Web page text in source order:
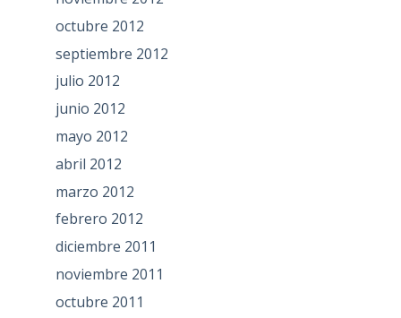
octubre 2012
septiembre 2012
julio 2012
junio 2012
mayo 2012
abril 2012
marzo 2012
febrero 2012
diciembre 2011
noviembre 2011
octubre 2011